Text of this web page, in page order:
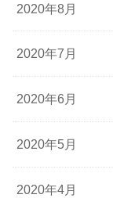
2020年8月
2020年7月
2020年6月
2020年5月
2020年4月